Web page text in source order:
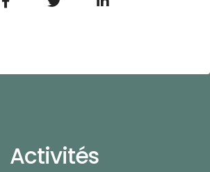
Activités